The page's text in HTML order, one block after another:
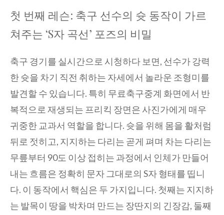
첫 번째 레슨: 축구 선수의 슛 동작이 가르
쳐주는 ‘S자 곡선’ 포즈의 비밀
축구 경기를 실시간으로 시청하다 보면, 선수가 강력
한 슛을 차기 직전 취하는 자세에서 놀라운 조형미를
발견할 수 있습니다. 특히 무료축구중계 화면에서 반
복적으로 재생되는 프리킥 장면은 사진가에게 매우
귀중한 교과서 역할을 합니다. 슛을 위해 몸을 활처럼
뒤로 젓히고, 지지하는 다리는 곧게 펴며 차는 다리는
무릎부터 90도 이상 접히는 과정에서 인체가 만들어
내는 흐름은 정확히 문자 그대로의 S자 형태를 띱니
다. 이 동작에서 핵심은 두 가지입니다. 첫째는 지지하
는 발목이 땅을 박차며 만드는 장딴지의 긴장감, 둘째